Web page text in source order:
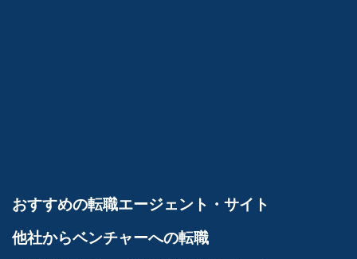
おすすめの転職エージェント・サイト
他社からベンチャーへの転職